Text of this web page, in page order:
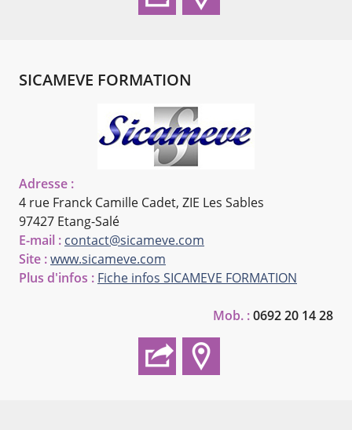
SICAMEVE FORMATION
Adresse :
4 rue Franck Camille Cadet, ZIE Les Sables
97427 Etang-Salé
E-mail : contact@sicameve.com
Site :www.sicameve.com
Plus d'infos : Fiche infos SICAMEVE FORMATION
Mob. :0692 20 14 28